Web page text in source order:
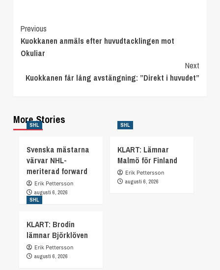
Continue
Reading
Previous
Kuokkanen anmäls efter huvudtacklingen mot
Okuliar
Next
Kuokkanen får lång avstängning: ”Direkt i huvudet”
More Stories
SHL
Svenska mästarna
värvar NHL-
meriterad forward
Erik Pettersson
augusti 6, 2026
SHL
KLART: Lämnar
Malmö för Finland
Erik Pettersson
augusti 6, 2026
SHL
KLART: Brodin
lämnar Björklöven
Erik Pettersson
augusti 6, 2026